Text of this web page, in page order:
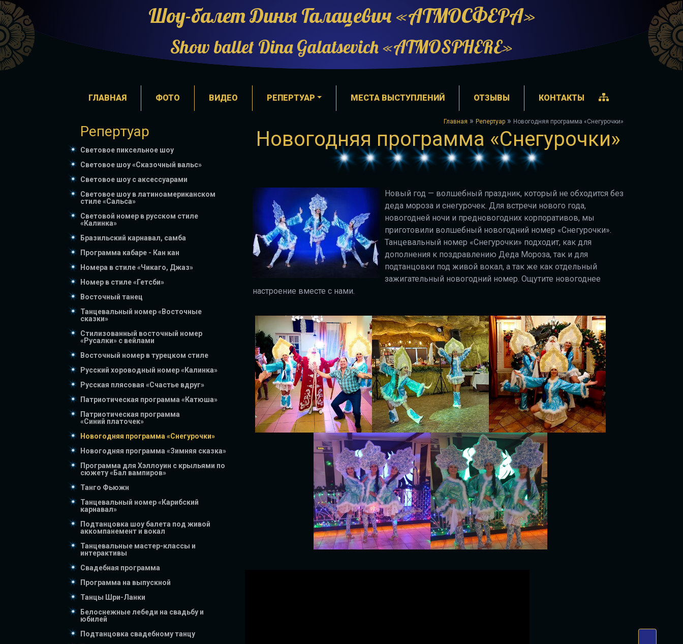
Шоу-балет Дины Галацевич «АТМОСФЕРА»
Show ballet Dina Galatsevich «ATMOSPHERE»
ГЛАВНАЯ ФОТО ВИДЕО РЕПЕРТУАР МЕСТА ВЫСТУПЛЕНИЙ ОТЗЫВЫ КОНТАКТЫ
Репертуар
Световое пиксельное шоу
Световое шоу «Сказочный вальс»
Световое шоу с аксессуарами
Световое шоу в латиноамериканском
стиле «Cальса»
Световой номер в русском стиле
«Калинка»
Бразильский карнавал, самба
Программа кабаре - Кан кан
Номера в стиле «Чикаго, Джаз»
Номер в стиле «Гетсби»
Восточный танец
Танцевальный номер «Восточные
сказки»
Стилизованный восточный номер
«Русалки» с вейлами
Восточный номер в турецком стиле
Русский хороводный номер «Калинка»
Русская плясовая «Счастье вдруг»
Патриотическая программа «Катюша»
Патриотическая программа
«Синий платочек»
Новогодняя программа «Снегурочки»
Новогодняя программа «Зимняя сказка»
Программа для Хэллоуин с крыльями по
сюжету «Бал вампиров»
Танго Фьюжн
Танцевальный номер «Карибский
карнавал»
Подтанцовка шоу балета под живой
аккомпанемент и вокал
Танцевальные мастер-классы и
интерактивы
Свадебная программа
Программа на выпускной
Танцы Шри-Ланки
Белоснежные лебеди на свадьбу и
юбилей
Подтанцовка свадебному танцу
Главная » Репертуар » Новогодняя программа «Снегурочки»
Новогодняя программа «Снегурочки»
Новый год — волшебный праздник, который не обходится без
деда мороза и снегурочек. Для встречи нового года,
новогодней ночи и предновогодних корпоративов, мы
приготовили волшебный новогодний номер «Снегурочки».
Танцевальный номер «Снегурочки» подходит, как для
дополнения к поздравлению Деда Мороза, так и для
подтанцовки под живой вокал, а так же как отдельный
зажигательный новогодний номер. Ощутите новогоднее
настроение вместе с нами.